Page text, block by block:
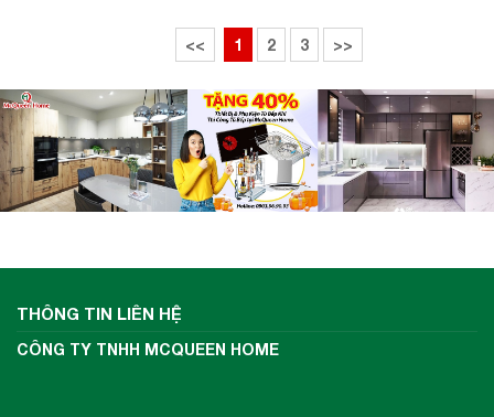
<< 1 2 3 >>
THÔNG TIN LIÊN HỆ
CÔNG TY TNHH MCQUEEN HOME